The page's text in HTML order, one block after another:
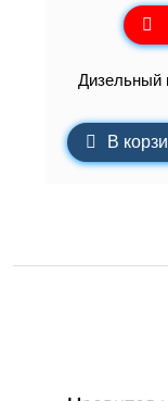
Дизельный
В